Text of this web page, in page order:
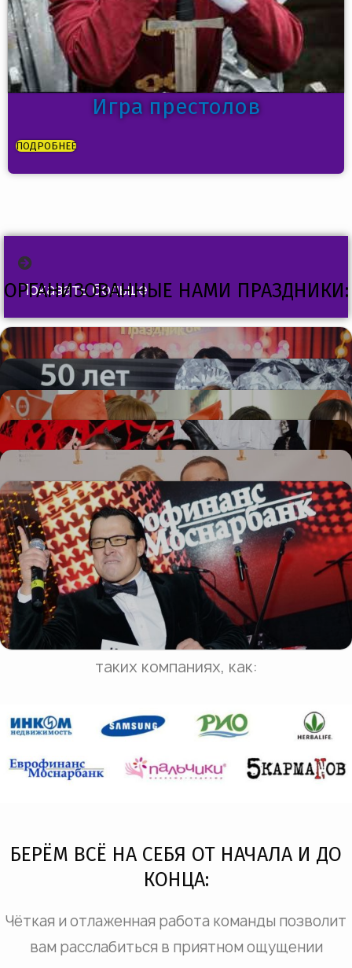
Игра престолов
ПОДРОБНЕЕ
Показать больше
ОРГАНИЗОВАННЫЕ НАМИ ПРАЗДНИКИ:
УЗНАТЬ БОЛЬШЕ
UTC Systems & Стиляги
УЗНАТЬ БОЛЬШЕ
IDC & Сияние Времени
УЗНАТЬ БОЛЬШЕ
5 Карманов & Пионеры
УЗНАТЬ БОЛЬШЕ
Liberty & Рок-стиль
УЗНАТЬ БОЛЬШЕ
Samsung & Премия Оскар
УЗНАТЬ БОЛЬШЕ
Еврофинанс & Еврокарнавал
НАШИ КЛИЕНТЫ
Мы укрепили корпоративный дух и ценности в
таких компаниях, как:
БЕРЁМ ВСЁ НА СЕБЯ ОТ НАЧАЛА И ДО
КОНЦА:
Чёткая и отлаженная работа команды позволит
вам расслабиться в приятном ощущении